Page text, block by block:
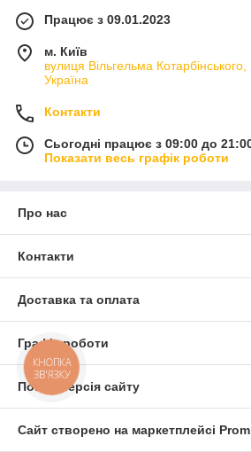
Працює з 09.01.2023
м. Київ
вулиця Вільгельма
Україна
Контакти
Сьогодні працює з 09:00 до
Показати весь графік роботи
Про нас
Контакти
Доставка та оплата
Графік роботи
Повна версія сайту
Сайт створено на маркетплейсі
КНОПКА
ЗВ'ЯЗКУ